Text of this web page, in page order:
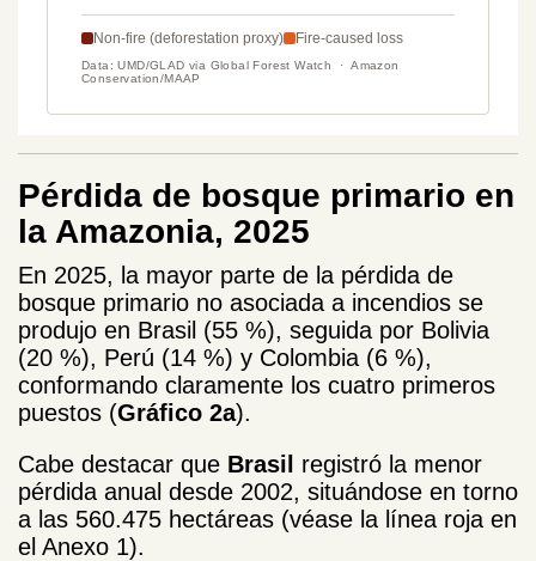
Pérdida de bosque primario en
la Amazonia, 2025
En 2025, la mayor parte de la pérdida de
bosque primario no asociada a incendios se
produjo en Brasil (55 %), seguida por Bolivia
(20 %), Perú (14 %) y Colombia (6 %),
conformando claramente los cuatro primeros
puestos (Gráfico 2a).
Cabe destacar que Brasil registró la menor
pérdida anual desde 2002, situándose en torno
a las 560.475 hectáreas (véase la línea roja en
el Anexo 1).